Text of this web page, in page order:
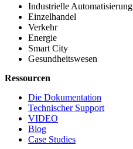
Industrielle Automatisierung
Einzelhandel
Verkehr
Energie
Smart City
Gesundheitswesen
Ressourcen
Die Dokumentation
Technischer Support
VIDEO
Blog
Case Studies